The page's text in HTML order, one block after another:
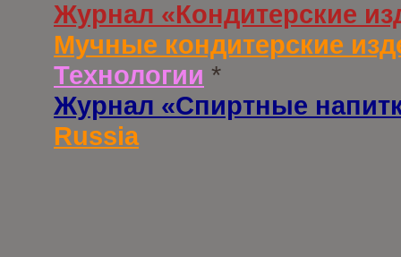
Журнал «Кондитерские
Мучные кондитерские
Технологии *
Журнал «Спиртные
Russia